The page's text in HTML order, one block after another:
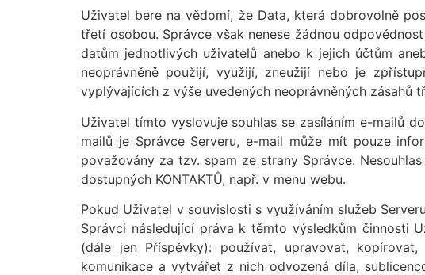
Uživatel bere na vědomí, že Data, která dobrovolně
třetí osobou. Správce však nenese žádnou
datům jednotlivých uživatelů anebo k jejich účtům
neoprávněně použijí, využijí, zneužijí nebo je
vyplývajících z výše uvedených neoprávněných zásahů
Uživatel tímto vyslovuje souhlas se zasíláním e-mailů
mailů je Správce Serveru, e-mail může mít pouze
považovány za tzv. spam ze strany Správce.
dostupných KONTAKTŮ, např. v menu webu.
Pokud Uživatel v souvislosti s využíváním služeb
Správci následující práva k těmto výsledkům činnosti
(dále jen Příspěvky): používat, upravovat,
komunikace a vytvářet z nich odvozená díla,